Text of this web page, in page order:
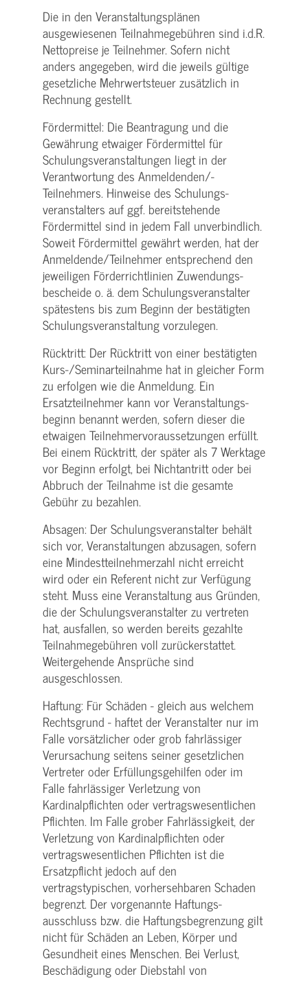
Die in den Veranstaltungsplänen
ausgewiesenen Teilnahmegebühren sind i.d.R.
Nettopreise je Teilnehmer. Sofern nicht
anders angegeben, wird die jeweils gültige
gesetzliche Mehrwertsteuer zusätzlich in
Rechnung gestellt.
Fördermittel: Die Beantragung und die
Gewährung etwaiger Fördermittel für
Schulungs­veranstaltungen liegt in der
Verantwortung des Anmeldenden/­
Teilnehmers. Hinweise des Schulungs­
veranstalters auf ggf. bereitstehende
Fördermittel sind in jedem Fall unverbindlich.
Soweit Fördermittel gewährt werden, hat der
Anmeldende/­Teilnehmer entsprechend den
jeweiligen Förderrichtlinien Zuwendungs­
bescheide o. ä. dem Schulungs­veranstalter
spätestens bis zum Beginn der bestätigten
Schulungs­veranstaltung vorzulegen.
Rücktritt: Der Rücktritt von einer bestätigten
Kurs-/­Seminarteilnahme hat in gleicher Form
zu erfolgen wie die Anmeldung. Ein
Ersatzteilnehmer kann vor Veranstaltungs­
beginn benannt werden, sofern dieser die
etwaigen Teilnehmer­voraussetzungen erfüllt.
Bei einem Rücktritt, der später als 7 Werktage
vor Beginn erfolgt, bei Nichtantritt oder bei
Abbruch der Teilnahme ist die gesamte
Gebühr zu bezahlen.
Absagen: Der Schulungs­veranstalter behält
sich vor, Veranstaltungen abzusagen, sofern
eine Mindest­teilnehmerzahl nicht erreicht
wird oder ein Referent nicht zur Verfügung
steht. Muss eine Veranstaltung aus Gründen,
die der Schulungs­veranstalter zu vertreten
hat, ausfallen, so werden bereits gezahlte
Teilnahme­gebühren voll zurückerstattet.
Weitergehende Ansprüche sind
ausgeschlossen.
Haftung: Für Schäden - gleich aus welchem
Rechtsgrund - haftet der Veranstalter nur im
Falle vorsätzlicher oder grob fahrlässiger
Verursachung seitens seiner gesetzlichen
Vertreter oder Erfüllungsgehilfen oder im
Falle fahrlässiger Verletzung von
Kardinalpflichten oder vertrags­wesentlichen
Pflichten. Im Falle grober Fahrlässigkeit, der
Verletzung von Kardinalpflichten oder
vertrags­wesentlichen Pflichten ist die
Ersatzpflicht jedoch auf den
vertragstypischen, vorhersehbaren Schaden
begrenzt. Der vorgenannte Haftungs­
ausschluss bzw. die Haftungs­begrenzung gilt
nicht für Schäden an Leben, Körper und
Gesundheit eines Menschen. Bei Verlust,
Beschädigung oder Diebstahl von